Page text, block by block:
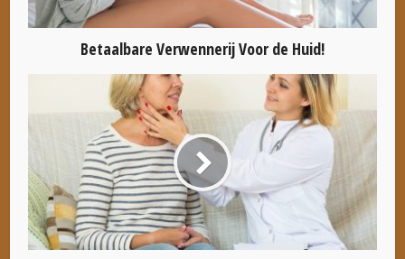
Betaalbare Verwennerij Voor de Huid!